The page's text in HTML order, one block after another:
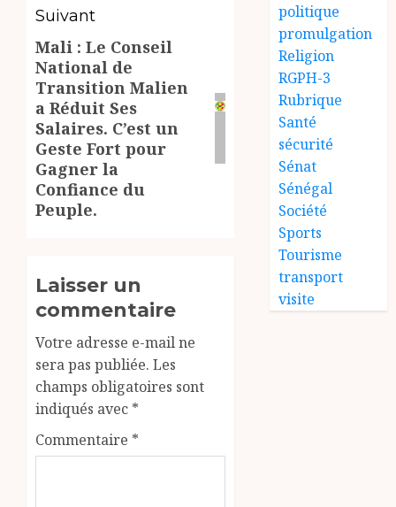
Suivant
Article
suivant:
Mali : Le Conseil
National de
Transition Malien
a Réduit Ses
Salaires. C’est un
Geste Fort pour
Gagner la
Confiance du
Peuple.
Laisser un
commentaire
Votre adresse e-mail ne
sera pas publiée. Les
champs obligatoires sont
indiqués avec *
Commentaire *
politique
promulgation
Religion
RGPH-3
Rubrique
Santé
sécurité
Sénat
Sénégal
Société
Sports
Tourisme
transport
visite